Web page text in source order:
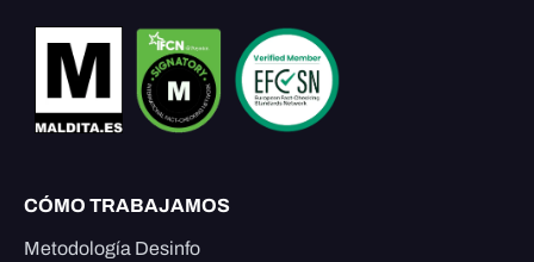
CÓMO TRABAJAMOS
Metodología Desinfo